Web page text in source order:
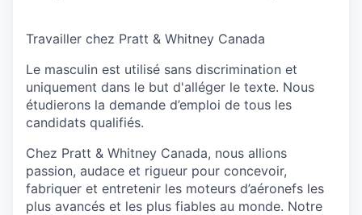
Travailler chez Pratt & Whitney Canada
Le masculin est utilisé sans discrimination et
uniquement dans le but d'alléger le texte. Nous
étudierons la demande d’emploi de tous les
candidats qualifiés.
Chez Pratt & Whitney Canada, nous allions
passion, audace et rigueur pour concevoir,
fabriquer et entretenir les moteurs d’aéronefs les
plus avancés et les plus fiables au monde. Notre